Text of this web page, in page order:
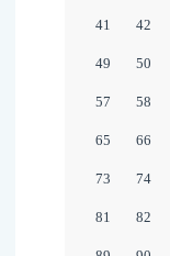
41 42
49 50
57 58
65 66
73 74
81 82